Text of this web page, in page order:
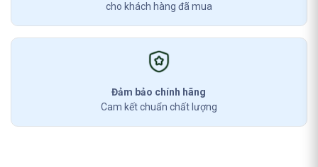
cho khách hàng đã mua
Đảm bảo chính hãng
Cam kết chuẩn chất lượng